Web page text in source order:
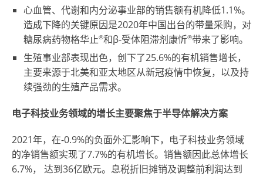
心血管、代谢和内分泌事业部的销售额有机降低1.1%。
造成下降的关键原因是2020年中国出台的带量采购，对
糖尿病药物格华止®和β-受体阻滞剂康忻®带来了影响。
生殖事业部表现出色，创下了25.6%的有机销售增长，
主要来源于北美和亚太地区从新冠疫情中恢复，以及持
续强劲的生殖产品需求。
电子科技业务领域的增长主要聚焦于半导体解决方案
2021年，在-0.9%的负面外汇影响下，电子科技业务领域
的净销售额实现了7.7%的有机增长。销售额因此总体增长
6.7%， 达到36亿欧元。息税折旧摊销及调整前利润达到